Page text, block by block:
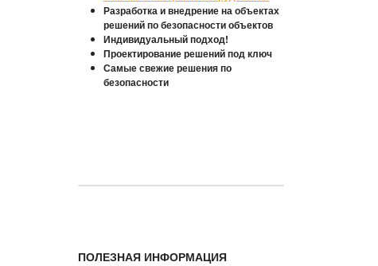
Разработка и внедрение на объектах
решений по безопасности объектов
Индивидуальный подход!
Проектирование решений под ключ
Самые свежие решения по
безопасности
ПОЛЕЗНАЯ ИНФОРМАЦИЯ